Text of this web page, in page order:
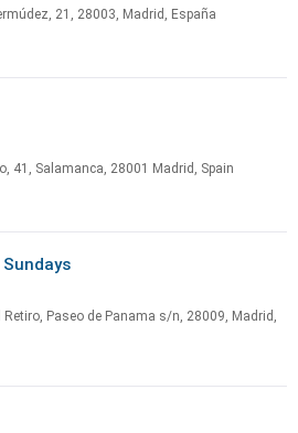
21, 28003, Madrid, España
41, Salamanca, 28001 Madrid, Spain
Retiro, Paseo de Panama s/n, 28009, Madrid,